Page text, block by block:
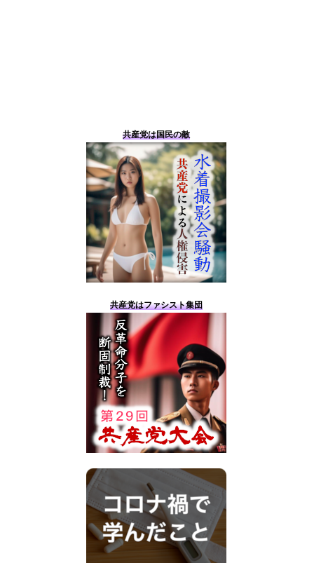
共産党は国民の敵
共産党はファシスト集団